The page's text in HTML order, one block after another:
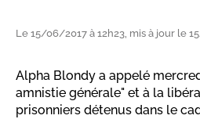
Le 15/06/2017 à 12h23, mis à jour le
Alpha Blondy a appelé
amnistie générale" et à la
prisonniers détenus dans le